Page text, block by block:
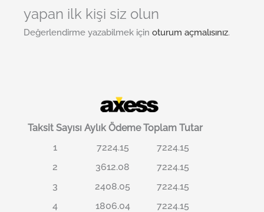
yapan ilk kişi siz olun
Değerlendirme yazabilmek için oturum açmalısınız.
Taksit Sayısı Aylık Ödeme Toplam Tutar
1
7224.15
7224.15
2
3612.08
7224.15
3
2408.05
7224.15
4
1806.04
7224.15